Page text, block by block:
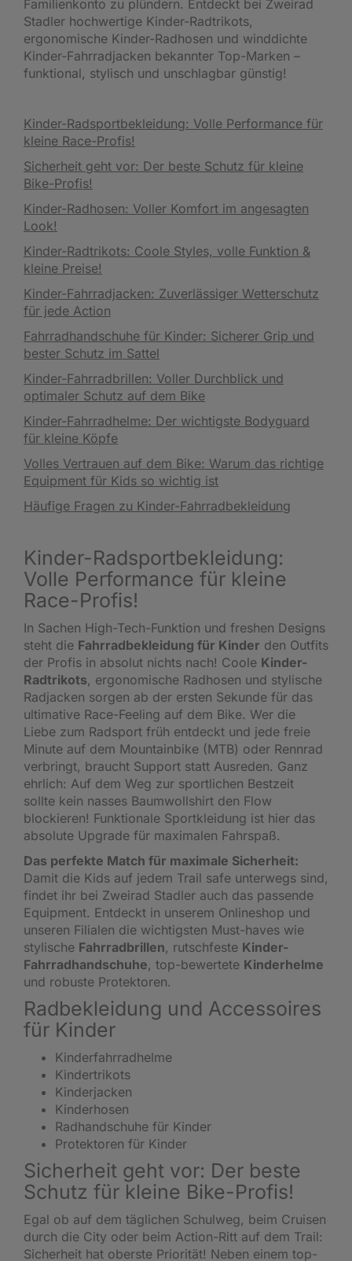
Familienkonto zu plündern. Entdeckt bei Zweirad
Stadler hochwertige Kinder-Radtrikots,
ergonomische Kinder-Radhosen und winddichte
Kinder-Fahrradjacken bekannter Top-Marken –
funktional, stylisch und unschlagbar günstig!
Kinder-Radsportbekleidung: Volle Performance für
kleine Race-Profis!
Sicherheit geht vor: Der beste Schutz für kleine
Bike-Profis!
Kinder-Radhosen: Voller Komfort im angesagten
Look!
Kinder-Radtrikots: Coole Styles, volle Funktion &
kleine Preise!
Kinder-Fahrradjacken: Zuverlässiger Wetterschutz
für jede Action
Fahrradhandschuhe für Kinder: Sicherer Grip und
bester Schutz im Sattel
Kinder-Fahrradbrillen: Voller Durchblick und
optimaler Schutz auf dem Bike
Kinder-Fahrradhelme: Der wichtigste Bodyguard
für kleine Köpfe
Volles Vertrauen auf dem Bike: Warum das richtige
Equipment für Kids so wichtig ist
Häufige Fragen zu Kinder-Fahrradbekleidung
Kinder-Radsportbekleidung:
Volle Performance für kleine
Race-Profis!
In Sachen High-Tech-Funktion und freshen Designs
steht die Fahrradbekleidung für Kinder den Outfits
der Profis in absolut nichts nach! Coole Kinder-
Radtrikots, ergonomische Radhosen und stylische
Radjacken sorgen ab der ersten Sekunde für das
ultimative Race-Feeling auf dem Bike. Wer die
Liebe zum Radsport früh entdeckt und jede freie
Minute auf dem Mountainbike (MTB) oder Rennrad
verbringt, braucht Support statt Ausreden. Ganz
ehrlich: Auf dem Weg zur sportlichen Bestzeit
sollte kein nasses Baumwollshirt den Flow
blockieren! Funktionale Sportkleidung ist hier das
absolute Upgrade für maximalen Fahrspaß.
Das perfekte Match für maximale Sicherheit:
Damit die Kids auf jedem Trail safe unterwegs sind,
findet ihr bei Zweirad Stadler auch das passende
Equipment. Entdeckt in unserem Onlineshop und
unseren Filialen die wichtigsten Must-haves wie
stylische Fahrradbrillen, rutschfeste Kinder-
Fahrradhandschuhe, top-bewertete Kinderhelme
und robuste Protektoren.
Radbekleidung und Accessoires
für Kinder
Kinderfahrradhelme
Kindertrikots
Kinderjacken
Kinderhosen
Radhandschuhe für Kinder
Protektoren für Kinder
Sicherheit geht vor: Der beste
Schutz für kleine Bike-Profis!
Egal ob auf dem täglichen Schulweg, beim Cruisen
durch die City oder beim Action-Ritt auf dem Trail:
Sicherheit hat oberste Priorität! Neben einem top-